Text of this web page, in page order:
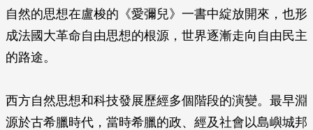
自然的思想在盧梭的《愛彌兒》一書中綻放開來，也形
成法國大革命自由思想的根源，世界逐漸走向自由民主
的路途。
西方自然思想和科技發展歷經多個階段的演變。最早淵
源於古希臘時代，當時希臘的政、經及社會以島嶼城邦